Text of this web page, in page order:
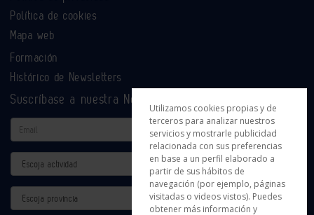
Política de cookies
Mapa web
Formación
Histórico de Newsletters
Suscríbase a nuestra Newsletter
Email
Actividad
Provincia
Utilizamos cookies propias y de
terceros para analizar nuestros
servicios y mostrarle publicidad
relacionada con sus preferencias
en base a un perfil elaborado a
partir de sus hábitos de
navegación (por ejemplo, páginas
visitadas o videos vistos). Puedes
obtener más información y